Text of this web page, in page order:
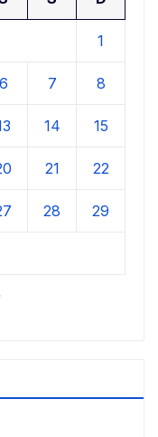
1
6 7 8
14 15
21 22
28 29